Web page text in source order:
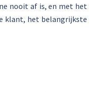
nooit af is, en met het
klant, het belangrijkste